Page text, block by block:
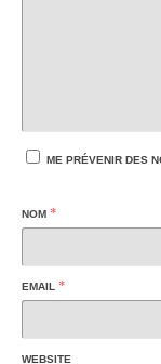
ME PRÉVENIR DES
NOM *
EMAIL *
WEBSITE